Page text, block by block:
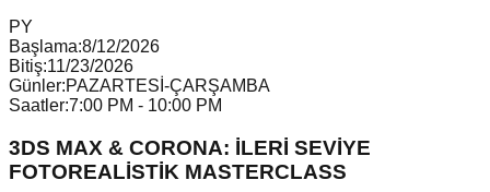
PY
Başlama:8/12/2026
Bitiş:11/23/2026
Günler:PAZARTESİ-ÇARŞAMBA
Saatler:7:00 PM - 10:00 PM
3DS MAX & CORONA: İLERİ SEVİYE
FOTOREALİSTİK MASTERCLASS